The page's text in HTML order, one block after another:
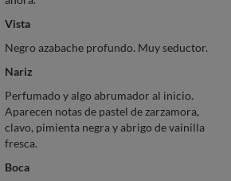
Vista
Negro azabache profundo. Muy seductor.
Nariz
Perfumado y algo abrumador al inicio.
Aparecen notas de pastel de zarzamora,
clavo, pimienta negra y abrigo de vainilla
fresca.
Boca